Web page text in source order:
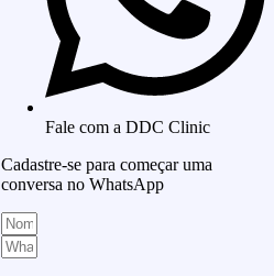
Fale com a DDC Clinic
Cadastre-se para começar uma
conversa no WhatsApp